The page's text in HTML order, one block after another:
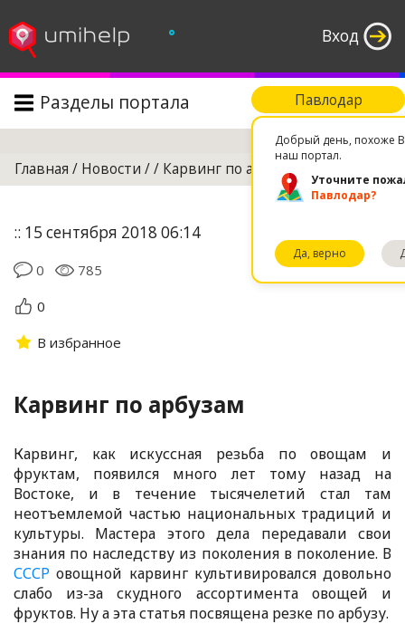
Вход
°
Павлодар
Добрый день, похоже
наш портал.
Уточните
Павлодар?
Да, верно
Разделы портала Поиск
Главная / Новости // Карвинг по арбузам
:: 15 сентября 2018 06:14
0
785
0
В избранное
Карвинг по арбузам
Карвинг, как искуссная резьба по овощам и
фруктам, появился много лет тому назад на
Востоке, и в течение тысячелетий стал там
неотъемлемой частью национальных традиций и
культуры. Мастера этого дела передавали свои
знания по наследству из поколения в поколение. В
СССР овощной карвинг культивировался довольно
слабо из-за скудного ассортимента овощей и
фруктов. Ну а эта статья посвящена резке по арбузу.